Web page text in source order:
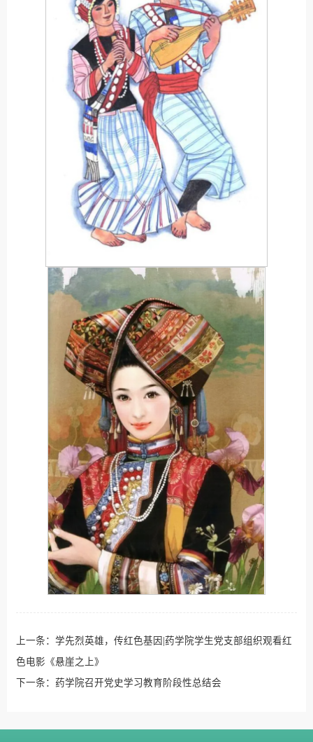
上一条： 学先烈英雄，传红色基因|药学院学生党支部组织观看红
色电影《悬崖之上》
下一条： 药学院召开党史学习教育阶段性总结会